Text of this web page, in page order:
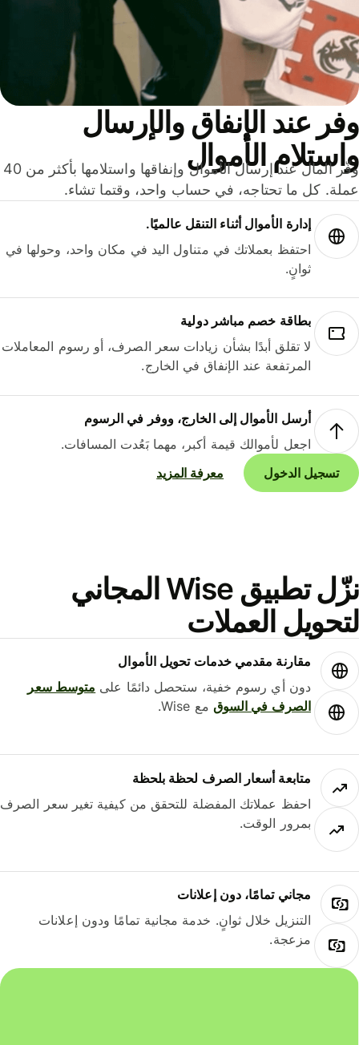
عند الإنفاق والإرسال
الأموال
وفّر المال عند إرسال الأموال وإنفاقها واستلامها بأكثر من 40
كل ما تحتاجه، في حساب واحد، وقتما تشاء.
إدارة الأموال أثناء التنقل عالميًا.
احتفظ بعملاتك في متناول اليد في مكان واحد، وحولها في
ثوانٍ.
بطاقة خصم مباشر دولية
لا تقلق أبدًا بشأن زيادات سعر الصرف، أو رسوم المعاملات
المرتفعة عند الإنفاق في الخارج.
أرسل الأموال إلى الخارج، ووفر في الرسوم
اجعل لأموالك قيمة أكبر، مهما بَعُدت المسافات.
تسجيل الدخول
معرفة المزيد
نزّل تطبيق Wise المجاني
العملات
مقارنة مقدمي خدمات تحويل الأموال
دون أي رسوم خفية، ستحصل دائمًا علىمتوسط ​​سعر
الصرف في السوقمع Wise.
متابعة أسعار الصرف لحظة بلحظة
احفظ عملاتك المفضلة للتحقق من كيفية تغير سعر الصرف
بمرور الوقت.
مجاني تمامًا، دون إعلانات
التنزيل خلال ثوانٍ. خدمة مجانية تمامًا ودون إعلانات
مزعجة.